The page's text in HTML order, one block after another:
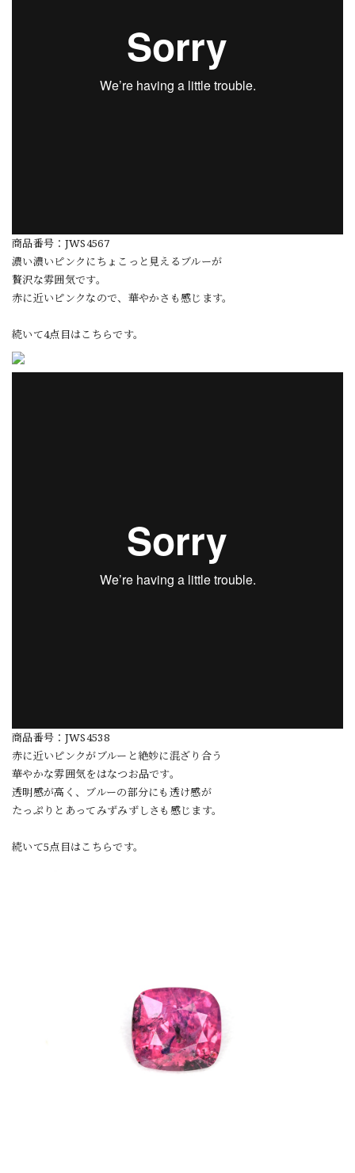
商品番号：JWS4567
濃い濃いピンクにちょこっと見えるブルーが
贅沢な雰囲気です。
赤に近いピンクなので、華やかさも感じます。
続いて4点目はこちらです。
商品番号：JWS4538
赤に近いピンクがブルーと絶妙に混ざり合う
華やかな雰囲気をはなつお品です。
透明感が高く、ブルーの部分にも透け感が
たっぷりとあってみずみずしさも感じます。
続いて5点目はこちらです。